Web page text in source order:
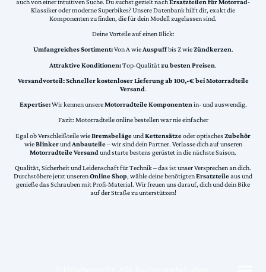
Klassiker oder moderne Superbikes? Unsere Datenbank hilft dir, exakt die
Komponenten zu finden, die für dein Modell zugelassen sind.
Deine Vorteile auf einen Blick:
Umfangreiches Sortiment:Von A wieAuspuffbis Z wieZündkerzen.
Attraktive Konditionen:Top-Qualitätzu besten Preisen.
Versandvorteil:Schneller kostenloser Lieferung ab 100,-€ bei Motorradteile
Versand.
Expertise:Wir kennen unsereMotorradteile Komponentenin- und auswendig.
Fazit: Motorradteile online bestellen war nie einfacher
Egal ob Verschleißteile wieBremsbelägeundKettensätzeoder optischesZubehör
wieBlinkerundAnbauteile– wir sind dein Partner. Verlasse dich auf unseren
Motorradteile Versand und starte bestens gerüstet in die nächste Saison.
Qualität, Sicherheit und Leidenschaft für Technik – das ist unser Versprechen an dich.
Durchstöbere jetzt unserenOnline Shop, wähle deine benötigtenErsatzteileaus und
genieße das Schrauben mit Profi-Material. Wir freuen uns darauf, dich und dein Bike
auf der Straße zu unterstützen!